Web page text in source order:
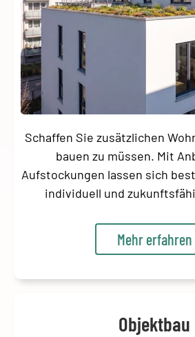
Schaffen Sie zusätzlichen
bauen zu müssen. Mit
Aufstockungen lassen sich
individuell und
Mehr erfahren
Objektbau